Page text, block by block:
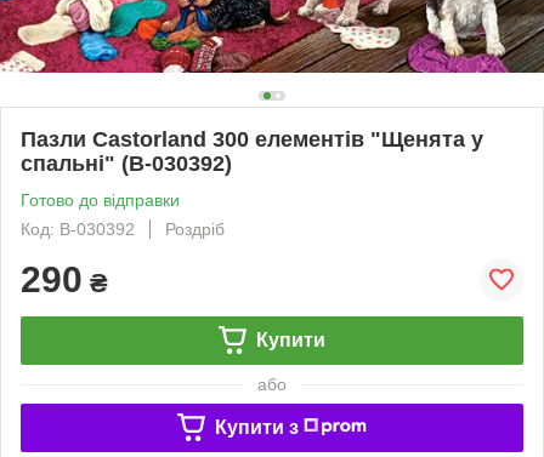
Пазли Castorland 300 елементів "Щенята у
спальні" (B-030392)
Готово до відправки
Код: B-030392
Роздріб
290 ₴
Купити
або
Купити з